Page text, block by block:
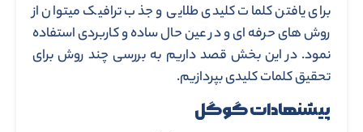
برای یافتن کلمات کلیدی طلایی و جذب ترافیک میتوان از
روش های حرفه ای و در عین حال ساده و کاربردی استفاده
نمود. در این بخش قصد داریم به بررسی چند روش برای
تحقیق کلمات کلیدی بپردازیم.
پیشنهادات گوگل